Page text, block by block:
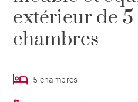
extérieur de 5
chambres
5 chambres